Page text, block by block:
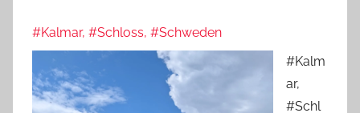
#Kalmar, #Schloss, #Schweden
#Kalm
ar,
#Schl